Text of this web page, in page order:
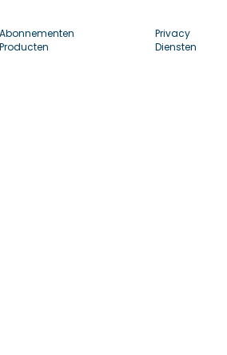
Abonnementen
Producten
Privacy
Diensten